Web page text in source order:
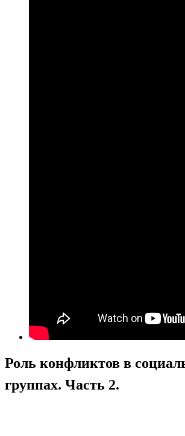
Роль конфликтов в
группах. Часть 2.